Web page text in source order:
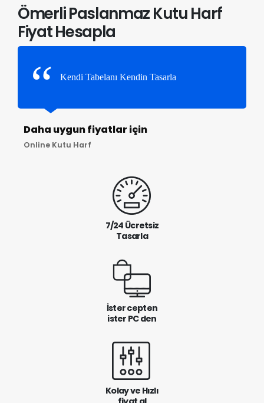
Ömerli Paslanmaz Kutu Harf
Fiyat Hesapla
Kendi Tabelanı Kendin Tasarla
Daha uygun fiyatlar için
Online Kutu Harf
7/24 Ücretsiz
Tasarla
İster cepten
ister PC den
Kolay ve Hızlı